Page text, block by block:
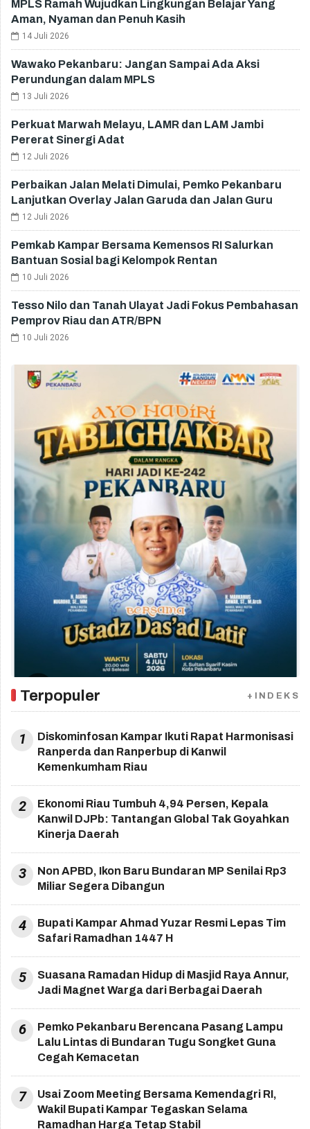
MPLS Ramah Wujudkan Lingkungan Belajar Yang
Aman, Nyaman dan Penuh Kasih
14 Juli 2026
Wawako Pekanbaru: Jangan Sampai Ada Aksi
Perundungan dalam MPLS
13 Juli 2026
Perkuat Marwah Melayu, LAMR dan LAM Jambi
Pererat Sinergi Adat
12 Juli 2026
Perbaikan Jalan Melati Dimulai, Pemko Pekanbaru
Lanjutkan Overlay Jalan Garuda dan Jalan Guru
12 Juli 2026
Pemkab Kampar Bersama Kemensos RI Salurkan
Bantuan Sosial bagi Kelompok Rentan
10 Juli 2026
Tesso Nilo dan Tanah Ulayat Jadi Fokus Pembahasan
Pemprov Riau dan ATR/BPN
10 Juli 2026
Terpopuler +INDEKS
1
Diskominfosan Kampar Ikuti Rapat Harmonisasi
Ranperda dan Ranperbup di Kanwil
Kemenkumham Riau
2
Ekonomi Riau Tumbuh 4,94 Persen, Kepala
Kanwil DJPb: Tantangan Global Tak Goyahkan
Kinerja Daerah
3
Non APBD, Ikon Baru Bundaran MP Senilai Rp3
Miliar Segera Dibangun
4
Bupati Kampar Ahmad Yuzar Resmi Lepas Tim
Safari Ramadhan 1447 H
5
Suasana Ramadan Hidup di Masjid Raya Annur,
Jadi Magnet Warga dari Berbagai Daerah
6
Pemko Pekanbaru Berencana Pasang Lampu
Lalu Lintas di Bundaran Tugu Songket Guna
Cegah Kemacetan
7
Usai Zoom Meeting Bersama Kemendagri RI,
Wakil Bupati Kampar Tegaskan Selama
Ramadhan Harga Tetap Stabil